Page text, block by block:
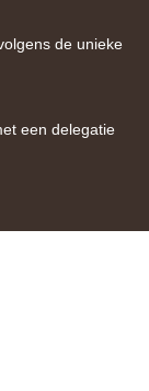
de unieke
een delegatie